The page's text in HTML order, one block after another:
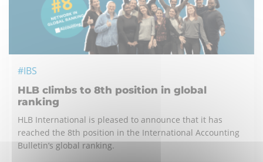
#IBS
HLB climbs to 8th position in global
ranking
HLB International is pleased to announce that it has
reached the 8th position in the International Accounting
Bulletin’s global ranking.